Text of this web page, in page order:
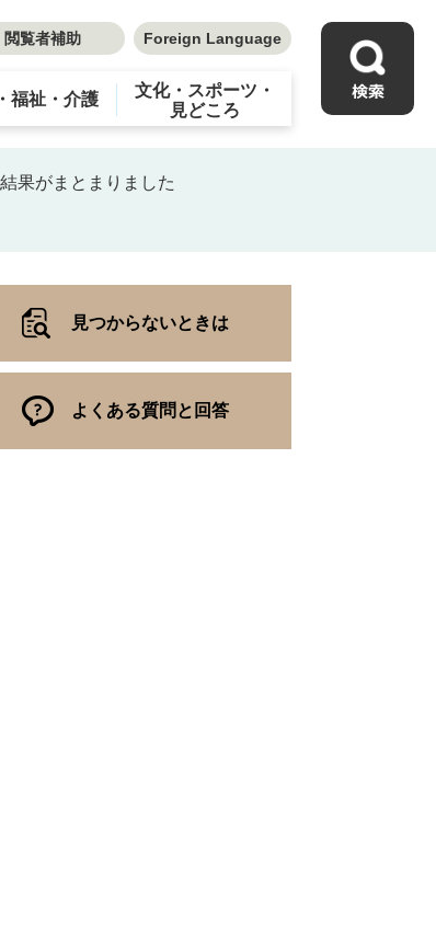
閲覧者補助 Foreign Language
福祉・介護
文化・スポーツ・
見どころ
果がまとまりました
見つからないときは
よくある質問と回答